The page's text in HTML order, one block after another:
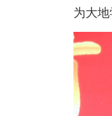
为大